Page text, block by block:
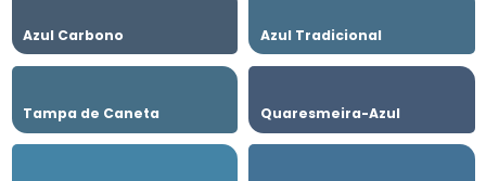
Azul Carbono Azul Tradicional
Tampa de Caneta Quaresmeira-Azul